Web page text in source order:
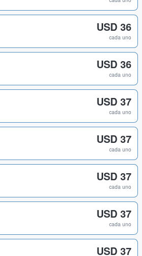
USD 36
cada uno
USD 36
cada uno
USD 37
cada uno
USD 37
cada uno
USD 37
cada uno
USD 37
cada uno
USD 37